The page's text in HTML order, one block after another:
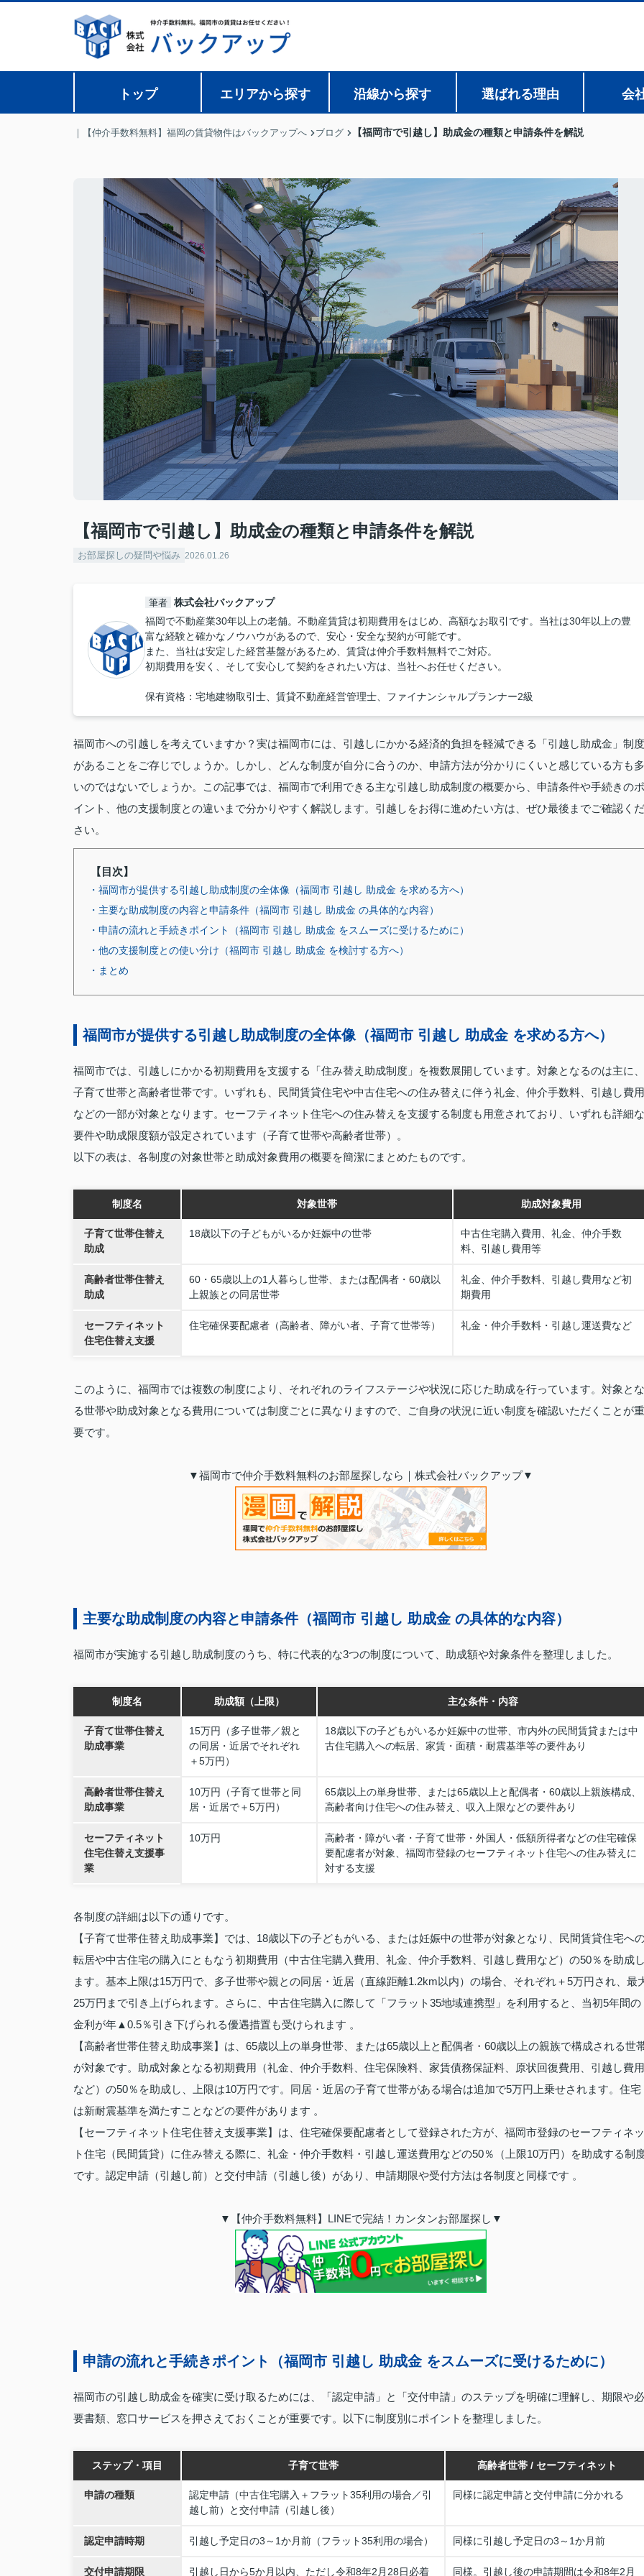
トップ エリアから探す 沿線から探す 選ばれる理由 会
｜【仲介手数料無料】福岡の賃貸物件はバックアップへ ブログ 【福岡市で引越し】助成金の種類と申請条件を解説
【福岡市で引越し】助成金の種類と申請条件を解説
お部屋探しの疑問や悩み 2026.01.26
筆者 株式会社バックアップ
福岡で不動産業30年以上の老舗。不動産賃貸は初期費用をはじめ、高額なお取引です。当社は30年以上の豊
富な経験と確かなノウハウがあるので、安心・安全な契約が可能です。
また、当社は安定した経営基盤があるため、賃貸は仲介手数料無料でご対応。
初期費用を安く、そして安心して契約をされたい方は、当社へお任せください。
保有資格：宅地建物取引士、賃貸不動産経営管理士、ファイナンシャルプランナー2級
福岡市への引越しを考えていますか？実は福岡市には、引越しにかかる経済的負担を軽減できる「引越し助成金」制度
があることをご存じでしょうか。しかし、どんな制度が自分に合うのか、申請方法が分かりにくいと感じている方も多
いのではないでしょうか。この記事では、福岡市で利用できる主な引越し助成制度の概要から、申請条件や手続きのポ
イント、他の支援制度との違いまで分かりやすく解説します。引越しをお得に進めたい方は、ぜひ最後までご確認くだ
さい。
【目次】
・福岡市が提供する引越し助成制度の全体像（福岡市 引越し 助成金 を求める方へ）
・主要な助成制度の内容と申請条件（福岡市 引越し 助成金 の具体的な内容）
・申請の流れと手続きポイント（福岡市 引越し 助成金 をスムーズに受けるために）
・他の支援制度との使い分け（福岡市 引越し 助成金 を検討する方へ）
・まとめ
福岡市が提供する引越し助成制度の全体像（福岡市 引越し 助成金 を求める方へ）
福岡市では、引越しにかかる初期費用を支援する「住み替え助成制度」を複数展開しています。対象となるのは主に、
子育て世帯と高齢者世帯です。いずれも、民間賃貸住宅や中古住宅への住み替えに伴う礼金、仲介手数料、引越し費用
などの一部が対象となります。セーフティネット住宅への住み替えを支援する制度も用意されており、いずれも詳細な
要件や助成限度額が設定されています（子育て世帯や高齢者世帯）。
以下の表は、各制度の対象世帯と助成対象費用の概要を簡潔にまとめたものです。
制度名 対象世帯 助成対象費用
子育て世帯住替え
助成
18歳以下の子どもがいるか妊娠中の世帯
中古住宅購入費用、礼金、仲介手数
料、引越し費用等
高齢者世帯住替え
助成
60・65歳以上の1人暮らし世帯、または配偶者・60歳以
上親族との同居世帯
礼金、仲介手数料、引越し費用など初
期費用
セーフティネット
住宅住替え支援
住宅確保要配慮者（高齢者、障がい者、子育て世帯等） 礼金・仲介手数料・引越し運送費など
このように、福岡市では複数の制度により、それぞれのライフステージや状況に応じた助成を行っています。対象とな
る世帯や助成対象となる費用については制度ごとに異なりますので、ご自身の状況に近い制度を確認いただくことが重
要です。
▼福岡市で仲介手数料無料のお部屋探しなら｜株式会社バックアップ▼
主要な助成制度の内容と申請条件（福岡市 引越し 助成金 の具体的な内容）
福岡市が実施する引越し助成制度のうち、特に代表的な3つの制度について、助成額や対象条件を整理しました。
制度名 助成額（上限） 主な条件・内容
子育て世帯住替え
助成事業
15万円（多子世帯／親と
の同居・近居でそれぞれ
＋5万円）
18歳以下の子どもがいるか妊娠中の世帯、市内外の民間賃貸または中
古住宅購入への転居、家賃・面積・耐震基準等の要件あり
高齢者世帯住替え
助成事業
10万円（子育て世帯と同
居・近居で＋5万円）
65歳以上の単身世帯、または65歳以上と配偶者・60歳以上親族構成、
高齢者向け住宅への住み替え、収入上限などの要件あり
セーフティネット
住宅住替え支援事
業
10万円
高齢者・障がい者・子育て世帯・外国人・低額所得者などの住宅確保
要配慮者が対象、福岡市登録のセーフティネット住宅への住み替えに
対する支援
各制度の詳細は以下の通りです。
【子育て世帯住替え助成事業】では、18歳以下の子どもがいる、または妊娠中の世帯が対象となり、民間賃貸住宅へ
転居や中古住宅の購入にともなう初期費用（中古住宅購入費用、礼金、仲介手数料、引越し費用など）の50％を助成
ます。基本上限は15万円で、多子世帯や親との同居・近居（直線距離1.2km以内）の場合、それぞれ＋5万円され、最
25万円まで引き上げられます。さらに、中古住宅購入に際して「フラット35地域連携型」を利用すると、当初5年間の
金利が年▲0.5％引き下げられる優遇措置も受けられます 。
【高齢者世帯住替え助成事業】は、65歳以上の単身世帯、または65歳以上と配偶者・60歳以上の親族で構成される世
が対象です。助成対象となる初期費用（礼金、仲介手数料、住宅保険料、家賃債務保証料、原状回復費用、引越し費用
など）の50％を助成し、上限は10万円です。同居・近居の子育て世帯がある場合は追加で5万円上乗せされます。住宅
は新耐震基準を満たすことなどの要件があります 。
【セーフティネット住宅住替え支援事業】は、住宅確保要配慮者として登録された方が、福岡市登録のセーフティネッ
ト住宅（民間賃貸）に住み替える際に、礼金・仲介手数料・引越し運送費用などの50％（上限10万円）を助成する制
です。認定申請（引越し前）と交付申請（引越し後）があり、申請期限や受付方法は各制度と同様です 。
▼【仲介手数料無料】LINEで完結！カンタンお部屋探し▼
申請の流れと手続きポイント（福岡市 引越し 助成金 をスムーズに受けるために）
福岡市の引越し助成金を確実に受け取るためには、「認定申請」と「交付申請」のステップを明確に理解し、期限や必
要書類、窓口サービスを押さえておくことが重要です。以下に制度別にポイントを整理しました。
ステップ・項目 子育て世帯 高齢者世帯 / セーフティネット
申請の種類
認定申請（中古住宅購入＋フラット35利用の場合／引
越し前）と交付申請（引越し後）
同様に認定申請と交付申請に分かれる
認定申請時期 引越し予定日の3～1か月前（フラット35利用の場合） 同様に引越し予定日の3～1か月前
交付申請期限 引越し日から5か月以内、ただし令和8年2月28日必着 同様。引越し後の申請期間は令和8年2月